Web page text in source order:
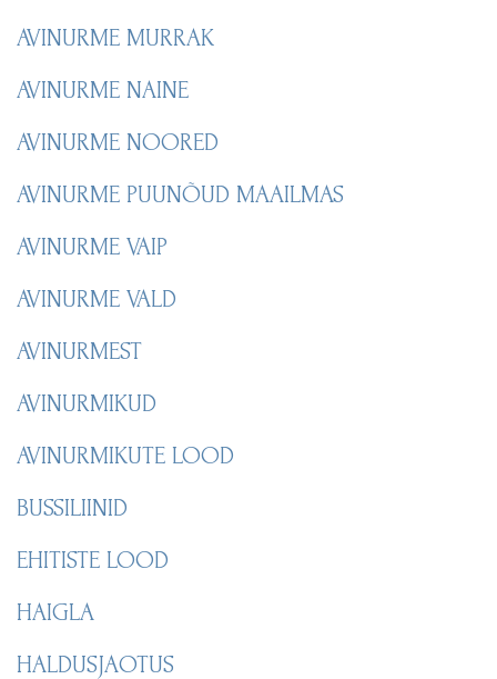
AVINURME MURRAK
AVINURME NAINE
AVINURME NOORED
AVINURME PUUNÕUD MAAILMAS
AVINURME VAIP
AVINURME VALD
AVINURMEST
AVINURMIKUD
AVINURMIKUTE LOOD
BUSSILIINID
EHITISTE LOOD
HAIGLA
HALDUSJAOTUS